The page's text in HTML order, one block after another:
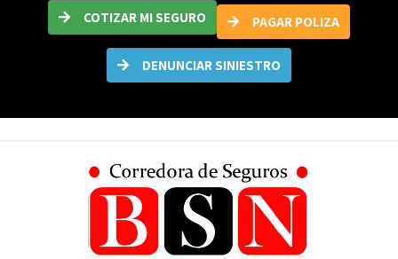
COTIZAR MI SEGURO PAGAR POLIZA
DENUNCIAR SINIESTRO